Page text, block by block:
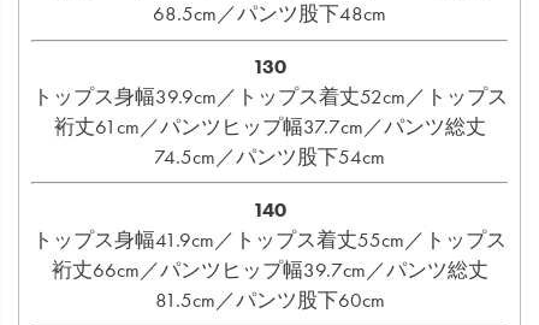
68.5cm／パンツ股下48cm
130
トップス身幅39.9cm／トップス着丈52cm／トップス
裄丈61cm／パンツヒップ幅37.7cm／パンツ総丈
74.5cm／パンツ股下54cm
140
トップス身幅41.9cm／トップス着丈55cm／トップス
裄丈66cm／パンツヒップ幅39.7cm／パンツ総丈
81.5cm／パンツ股下60cm